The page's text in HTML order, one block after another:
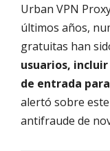
Urban VPN
últimos años,
gratuitas han
usuarios,
de entrada
alertó sobre
antifraude de